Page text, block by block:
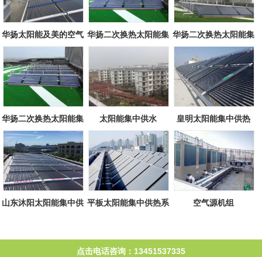
华扬太阳能及美的空气 华扬二次换热太阳能集 华扬二次换热太阳能集
中系统
华扬二次换热太阳能集
中系统
太阳能集中供水 皇明太阳能集中供热
山东沐阳太阳能集中供 平板太阳能集中供热系
空气源机组
点击电话咨询：13451537335